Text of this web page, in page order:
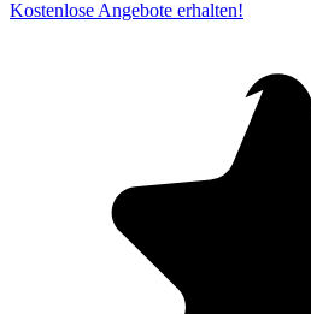
Kostenlose Angebote erhalten!